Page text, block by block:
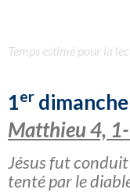
Temps estimé pour la
1er
Matthieu 4,
Jésus fut
tenté par le